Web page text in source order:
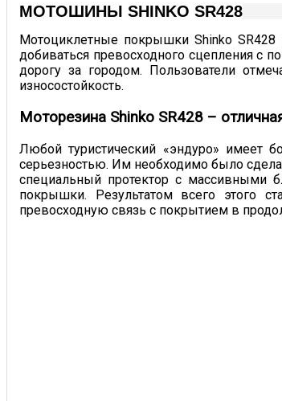
МОТОШИНЫ SHINKO SR428
Мотоциклетные покрышки Shinko SR428
добиваться превосходного сцепления с
дорогу за городом. Пользователи
износостойкость.
Моторезина Shinko SR428 –
Любой туристический «эндуро» имеет
серьезностью. Им необходимо было
специальный протектор с массивными
покрышки. Результатом всего этого
превосходную связь с покрытием в